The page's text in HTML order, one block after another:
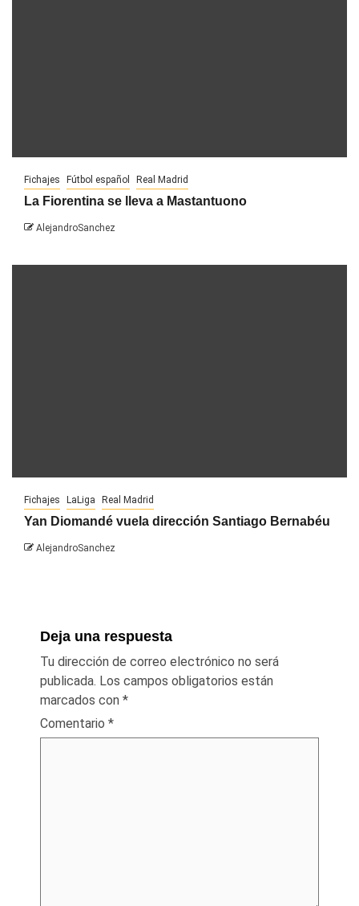
Fichajes Fútbol español Real Madrid
La Fiorentina se lleva a Mastantuono
AlejandroSanchez
Fichajes LaLiga Real Madrid
Yan Diomandé vuela dirección Santiago Bernabéu
AlejandroSanchez
Deja una respuesta
Tu dirección de correo electrónico no será
publicada. Los campos obligatorios están
marcados con *
Comentario *